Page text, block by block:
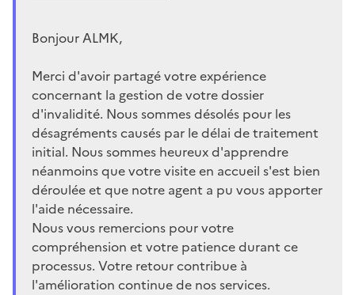
Bonjour ALMK,
Merci d'avoir partagé votre expérience
concernant la gestion de votre dossier
d'invalidité. Nous sommes désolés pour les
désagréments causés par le délai de traitement
initial. Nous sommes heureux d'apprendre
néanmoins que votre visite en accueil s'est bien
déroulée et que notre agent a pu vous apporter
l'aide nécessaire.
Nous vous remercions pour votre
compréhension et votre patience durant ce
processus. Votre retour contribue à
l'amélioration continue de nos services.